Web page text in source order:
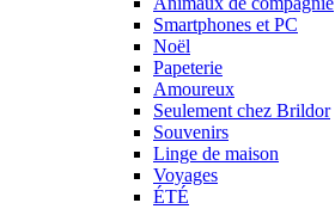
Smartphones et PC
Noël
Papeterie
Amoureux
Seulement chez Brildor
Souvenirs
Linge de maison
Voyages
ÉTÉ